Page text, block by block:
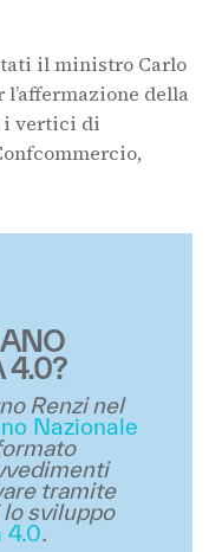
il ministro Carlo
l’affermazione della
i vertici di
4.0?
Renzi nel
Nazionale
tramite
sviluppo
4.0.